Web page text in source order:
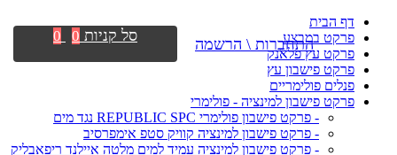
דף הבית
פרקט במבצע
פרקט עץ פלאנק
פרקט פישבון עץ
פנלים פולימריים
פרקט פישבון למינציה - פולימרי
- פרקט פישבון פולימרי REPUBLIC SPC נגד מים
- פרקט פישבון למינציה קוויק סטפ אימפרסיב
- פרקט פישבון למינציה עמיד למים מלטה איילנד ריפאבליק
התחברות \ הרשמה סל קניות 0
0